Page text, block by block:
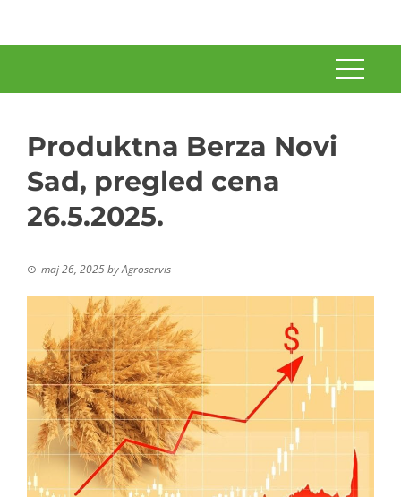
Produktna Berza Novi
Sad, pregled cena
26.5.2025.
maj 26, 2025byAgroservis